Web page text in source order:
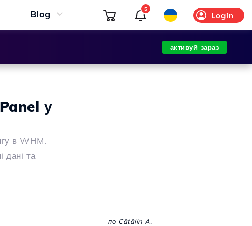
Blog Login
5
активуй зараз
у
в WHM.
дані та
по Cătălin A.